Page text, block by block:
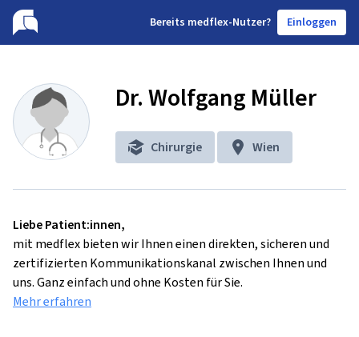
Bereits medflex-Nutzer? Einloggen
Dr. Wolfgang Müller
Chirurgie Wien
Liebe Patient:innen,
mit medflex bieten wir Ihnen einen direkten, sicheren und
zertifizierten Kommunikationskanal zwischen Ihnen und
uns. Ganz einfach und ohne Kosten für Sie.
Mehr erfahren